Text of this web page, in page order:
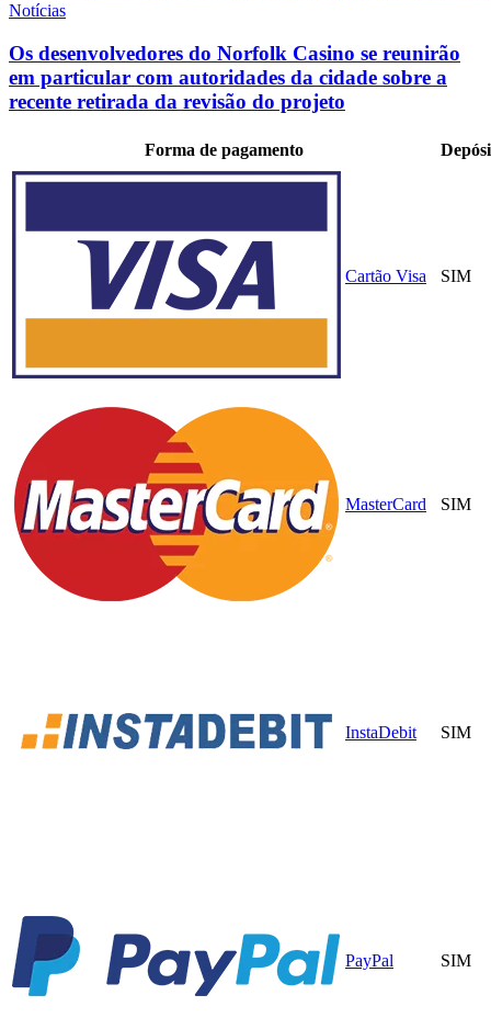
Notícias
Os desenvolvedores do Norfolk Casino se reunirão
em particular com autoridades da cidade sobre a
recente retirada da revisão do projeto
Forma de pagamento
Cartão Visa SIM
MasterCard SIM
InstaDebit SIM
PayPal SIM